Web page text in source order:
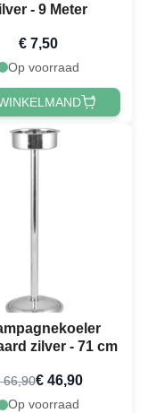
- 9 Meter
€ 7,50
Op voorraad
zilver - 71 cm
66,90€ 46,90
Op voorraad